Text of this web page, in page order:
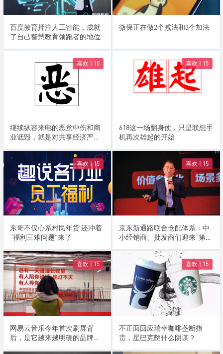
百度教育押注人工智能，成就
了自己智慧教育领跑者的地位
微保正在做2个减法和3个加法
喜欢 | 15
继续纵容来电的恶意中伤和商
业诋毁，就是对共享经济严重
喜欢 | 15
618这一场翻身仗，只是联想手
机再次雄起的开始
喜欢 |15
东哥不仅心系村民年货 还冲着
“福利三难问题”来了
喜欢 | 15
京东新通路联合仓配体系：中
小经销商、批发商们迎来“第二
喜欢 |15
网易云音乐今年首次刷屏背
后，是它越来越明确的品牌方
喜欢 | 15
不正面回应瑞幸咖啡垄断指
责，星巴克憋什么阴谋？